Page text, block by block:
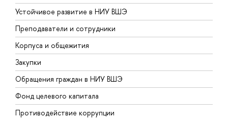
Устойчивое развитие в НИУ ВШЭ
Преподаватели и сотрудники
Корпуса и общежития
Закупки
Обращения граждан в НИУ ВШЭ
Фонд целевого капитала
Противодействие коррупции